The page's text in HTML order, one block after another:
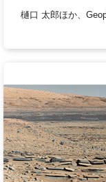
樋口 太郎ほか、